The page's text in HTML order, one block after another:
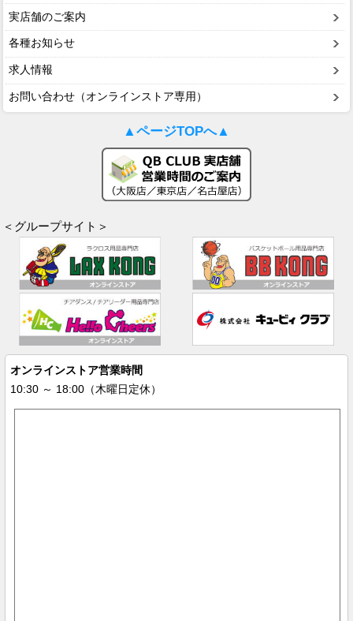
実店舗のご案内
各種お知らせ
求人情報
お問い合わせ（オンラインストア専用）
▲ページTOPへ▲
＜グループサイト＞
オンラインストア営業時間
10:30 ～ 18:00（木曜日定休）